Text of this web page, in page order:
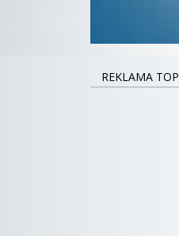
REKLAMA TOP